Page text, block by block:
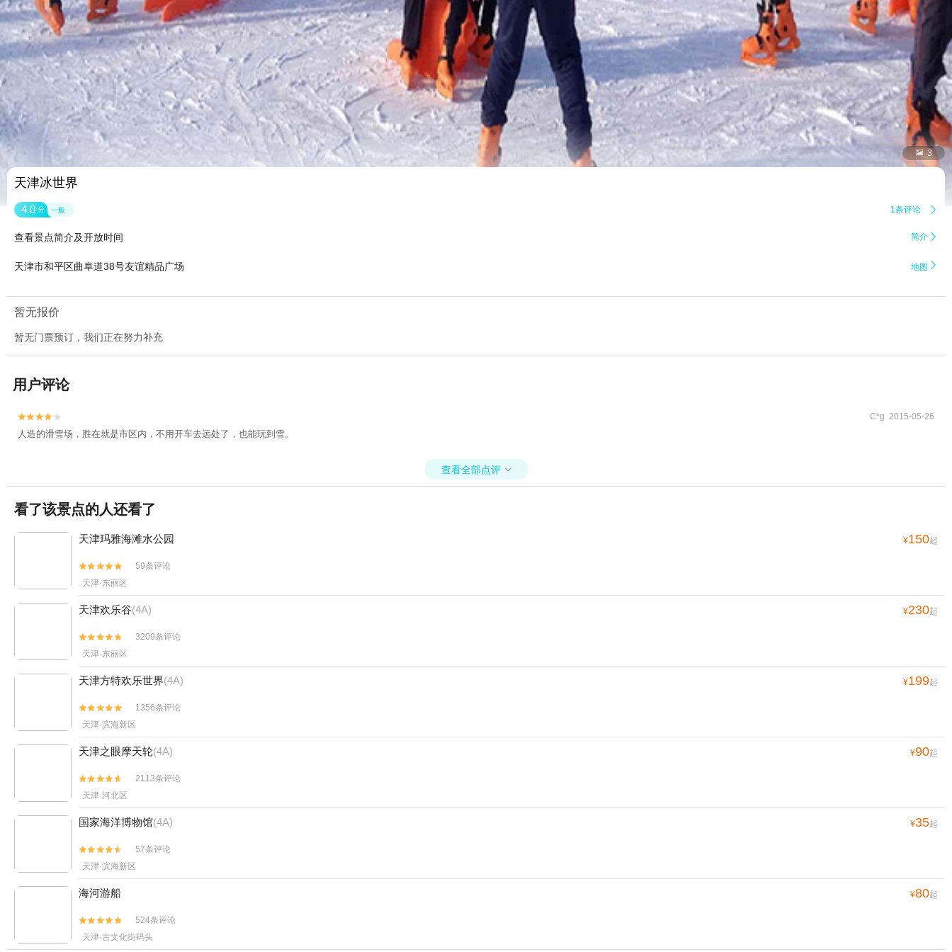
 3
天津冰世界
4.0 分 一般 1条评论 
查看景点简介及开放时间 简介 
天津市和平区曲阜道38号友谊精品广场 地图 
暂无报价
暂无门票预订，我们正在努力补充
用户评论

 C*g 2015-05-26
人造的滑雪场，胜在就是市区内，不用开车去远处了，也能玩到雪。
查看全部点评 
看了该景点的人还看了
天津玛雅海滩水公园 ¥150起


59条评论
天津·东丽区
天津欢乐谷(4A) ¥230起


3209条评论
天津·东丽区
天津方特欢乐世界(4A) ¥199起


1356条评论
天津·滨海新区
天津之眼摩天轮(4A) ¥90起


2113条评论
天津·河北区
国家海洋博物馆(4A) ¥35起


57条评论
天津·滨海新区
海河游船 ¥80起


524条评论
天津·古文化街码头